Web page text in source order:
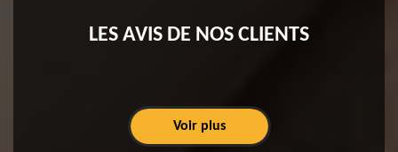
LES AVIS DE NOS CLIENTS
Voir plus